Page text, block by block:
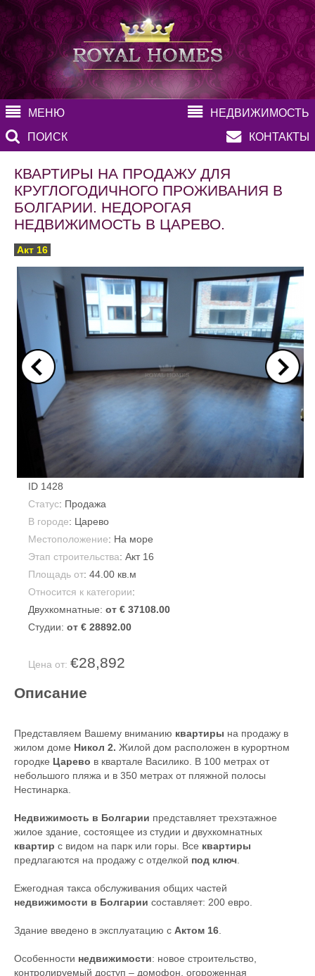
МЕНЮ
НЕДВИЖИМОСТЬ
ПОИСК
КОНТАКТЫ
КВАРТИРЫ НА ПРОДАЖУ ДЛЯ
КРУГЛОГОДИЧНОГО ПРОЖИВАНИЯ В
БОЛГАРИИ. НЕДОРОГАЯ
НЕДВИЖИМОСТЬ В ЦАРЕВО.
Акт 16
ID 1428
Статус: Продажа
В городе: Царево
Местоположение: На море
Этап строительства: Акт 16
Площадь от: 44.00 кв.м
Относится к категории:
Двухкомнатные: от € 37108.00
Студии: от € 28892.00
Цена от: €28,892
Описание
Представляем Вашему вниманию квартиры на продажу в
жилом доме Никол 2. Жилой дом расположен в курортном
городке Царево в квартале Василико. В 100 метрах от
небольшого пляжа и в 350 метрах от пляжной полосы
Нестинарка.
Недвижимость в Болгарии представляет трехэтажное
жилое здание, состоящее из студии и двухкомнатных
квартир с видом на парк или горы. Все квартиры
предлагаются на продажу с отделкой под ключ.
Ежегодная такса обслуживания общих частей
недвижимости в Болгарии составляет: 200 евро.
Здание введено в эксплуатацию с Актом 16.
Особенности недвижимости: новое строительство,
контролируемый доступ – домофон, огороженная